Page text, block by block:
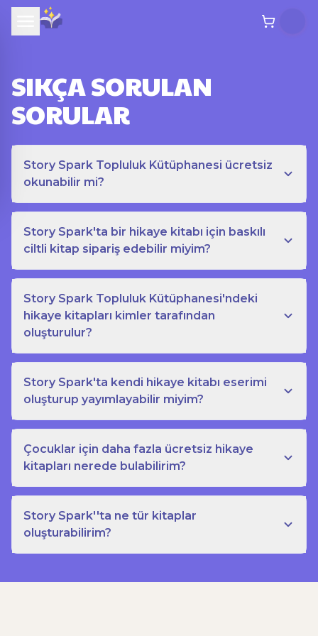
SIKÇA SORULAN
SORULAR
Story Spark Topluluk Kütüphanesi ücretsiz
okunabilir mi?
Story Spark'ta bir hikaye kitabı için baskılı
ciltli kitap sipariş edebilir miyim?
Story Spark Topluluk Kütüphanesi'ndeki
hikaye kitapları kimler tarafından
oluşturulur?
Story Spark'ta kendi hikaye kitabı eserimi
oluşturup yayımlayabilir miyim?
Çocuklar için daha fazla ücretsiz hikaye
kitapları nerede bulabilirim?
Story Spark''ta ne tür kitaplar
oluşturabilirim?